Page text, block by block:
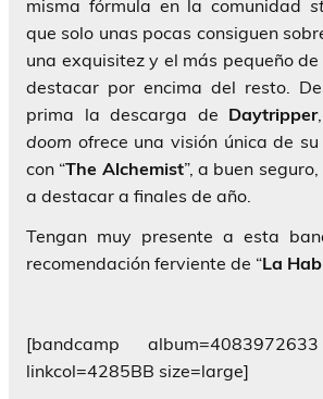
misma fórmula en la comunidad
que solo unas pocas consiguen
una exquisitez y el más pequeño
destacar por encima del resto.
prima la descarga de Daytripper
doom ofrece una visión única de
con “The Alchemist”, a buen
a destacar a finales de año.
Tengan muy presente a esta
recomendación ferviente de “La
[bandcamp
linkcol=4285BB size=large]